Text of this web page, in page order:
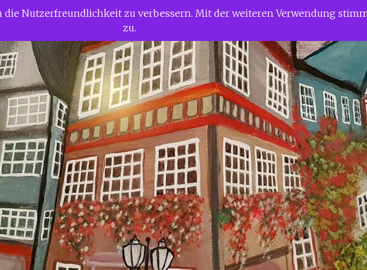
die Nutzerfreundlichkeit zu verbessern. Mit der weiteren Verwendung
zu.